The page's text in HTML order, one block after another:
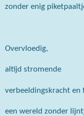
zonder enig
Overvloedig,
altijd stromende
verbeeldingskracht en
een wereld zonder